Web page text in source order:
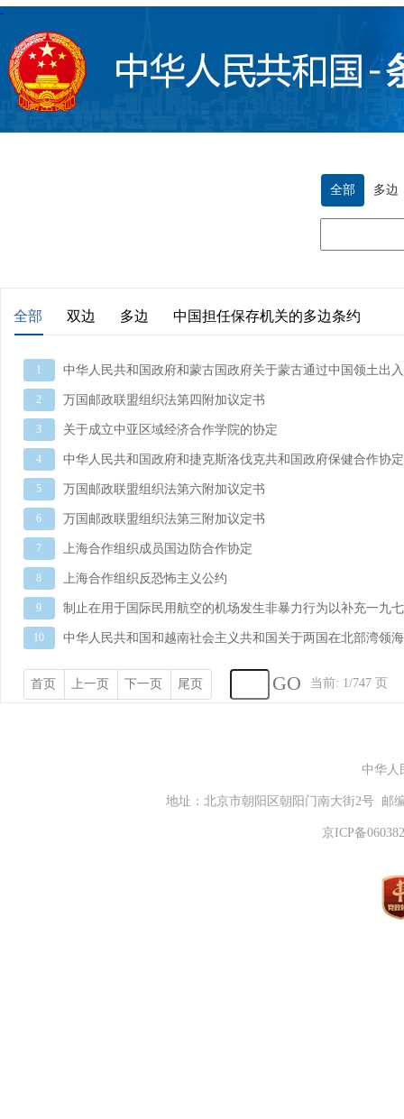
全部 多边
全部 双边 多边 中国担任保存机关的多边条约
中华人
地址：北京市朝阳区朝阳门南大街2号 邮
京ICP备